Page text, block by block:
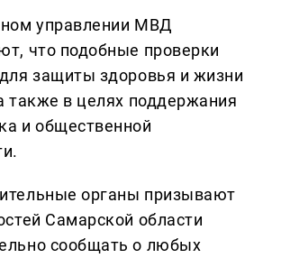
управлении МВД
что подобные проверки
защиты здоровья и жизни
также в целях поддержания
и общественной
органы призывают
Самарской области
сообщать о любых